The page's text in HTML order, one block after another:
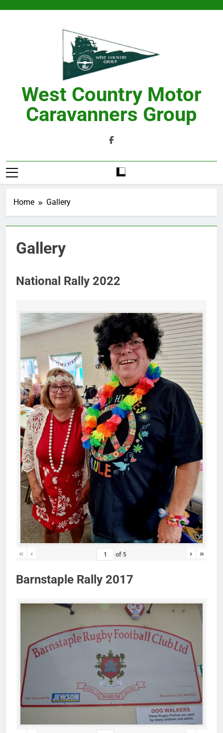
West Country Motor
Caravanners Group
Home Gallery
Gallery
National Rally 2022
« ‹ of5 › »
Barnstaple Rally 2017